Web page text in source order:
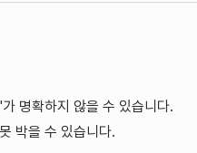
명확하지 않을 수 있습니다.
박을 수 있습니다.